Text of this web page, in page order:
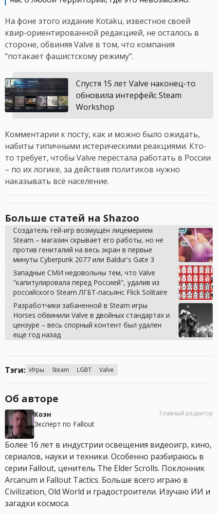
На фоне этого издание Kotaku, известное своей
квир-ориентированной редакцией, не осталось в
стороне, обвиняя Valve в том, что компания
"потакает фашистскому режиму".
Спустя 15 лет Valve наконец-то
обновила интерфейс Steam
Workshop
Комментарии к посту, как и можно было ожидать,
набиты типичными истерическими реакциями. Кто-
то требует, чтобы Valve перестала работать в России
– по их логике, за действия политиков нужно
наказывать всё население.
Больше статей на Shazoo
Создатель гей-игр возмущён лицемерием
Steam – магазин скрывает его работы, но не
против гениталий на весь экран в первые
минуты Cyberpunk 2077 или Baldur's Gate 3
Западные СМИ недовольны тем, что Valve
"капитулировала перед Россией", удалив из
российского Steam ЛГБТ-пасьянс Flick Solitaire
Разработчики забаненной в Steam игры
Horses обвинили Valve в двойных стандартах и
цензуре – весь спорный контент был удален
еще год назад
Тэги: Игры Steam LGBT Valve
Об авторе
Коэн
Эксперт по Fallout
Главный редактор
Более 16 лет в индустрии освещения видеоигр, кино,
сериалов, науки и техники. Особенно разбираюсь в
серии Fallout, ценитель The Elder Scrolls. Поклонник
Arcanum и Fallout Tactics. Больше всего играю в
Civilization, Old World и градостроители. Изучаю ИИ и
загадки космоса.